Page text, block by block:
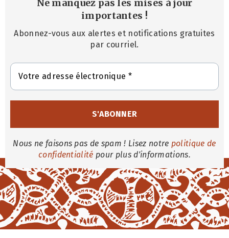
Ne manquez pas les mises à jour
importantes !
Abonnez-vous aux alertes et notifications gratuites
par courriel.
Nous ne faisons pas de spam ! Lisez notre politique de
confidentialité pour plus d'informations.